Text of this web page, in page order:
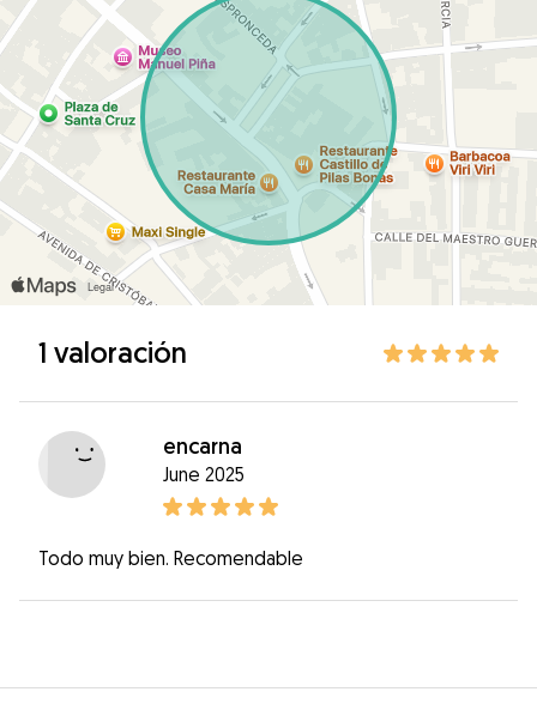
1 valoración
encarna
June 2025
Todo muy bien. Recomendable